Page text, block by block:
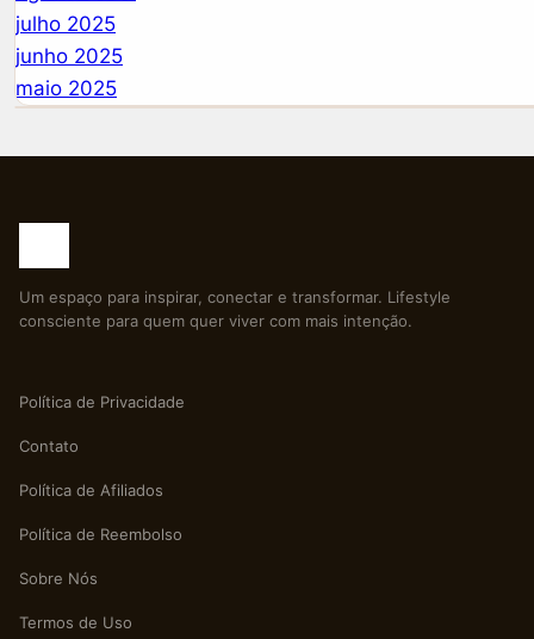
julho 2025
junho 2025
maio 2025
Um espaço para inspirar, conectar e transformar. Lifestyle
consciente para quem quer viver com mais intenção.
Política de Privacidade
Contato
Política de Afiliados
Política de Reembolso
Sobre Nós
Termos de Uso